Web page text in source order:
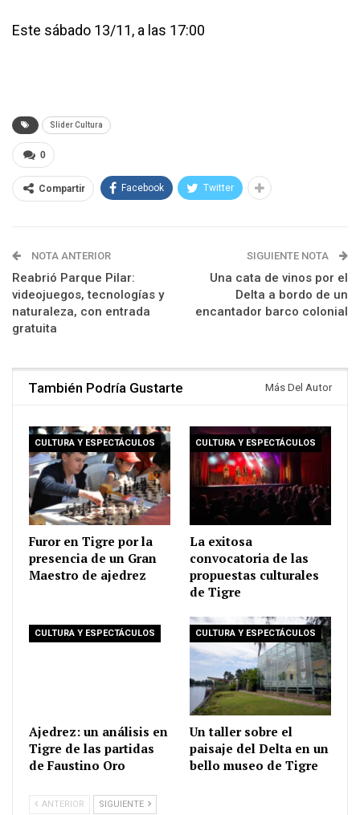
Este sábado 13/11, a las 17:00
Slider Cultura
0
Compartir Facebook Twitter
NOTA ANTERIOR
Reabrió Parque Pilar:
videojuegos, tecnologías y
naturaleza, con entrada
gratuita
SIGUIENTE NOTA
Una cata de vinos por el
Delta a bordo de un
encantador barco colonial
También Podría Gustarte Más Del Autor
CULTURA Y ESPECTÁCULOS
Furor en Tigre por la
presencia de un Gran
Maestro de ajedrez
CULTURA Y ESPECTÁCULOS
La exitosa
convocatoria de las
propuestas culturales
de Tigre
CULTURA Y ESPECTÁCULOS
Ajedrez: un análisis en
Tigre de las partidas
de Faustino Oro
CULTURA Y ESPECTÁCULOS
Un taller sobre el
paisaje del Delta en un
bello museo de Tigre
ANTERIOR SIGUIENTE